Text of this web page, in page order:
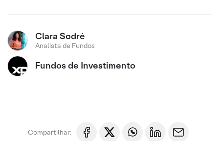
Clara Sodré
Analista de Fundos
Fundos de Investimento
Compartilhar: